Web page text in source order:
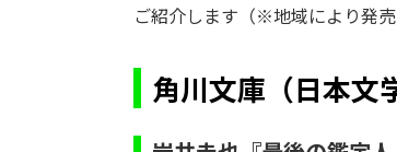
ご紹介します（※地域により発
角川文庫（日本文